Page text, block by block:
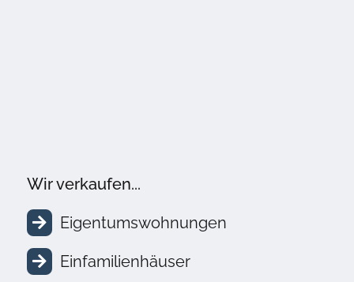
Wir verkaufen...
Eigentumswohnungen
Einfamilienhäuser